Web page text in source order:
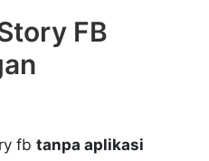
FB
fb tanpa aplikasi